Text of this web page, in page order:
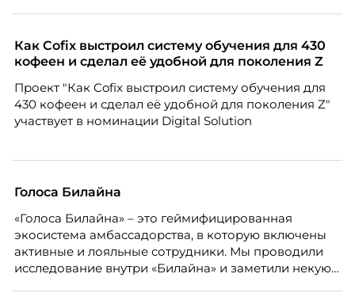
кадровых ошибок. В этой статье Марина Ускова,
руководитель отдела подбора персонала
рекрутинговой компании, разбирает самые
распространенные мифы о зумерах и объясняет,
почему устаревшие представления мешают
бизнесу находить и удерживать сильных
Как Cofix выстроил систему обучения для 430
кофеен и сделал её удобной для поколения Z
Проект "Как Cofix выстроил систему обучения для
430 кофеен и сделал её удобной для поколения Z"
участвует в номинации Digital Solution
Голоса Билайна
«Голоса Билайна» – это геймифицированная
экосистема амбассадорства, в которую включены
активные и лояльные сотрудники. Мы проводили
исследование внутри «Билайна» и заметили некую